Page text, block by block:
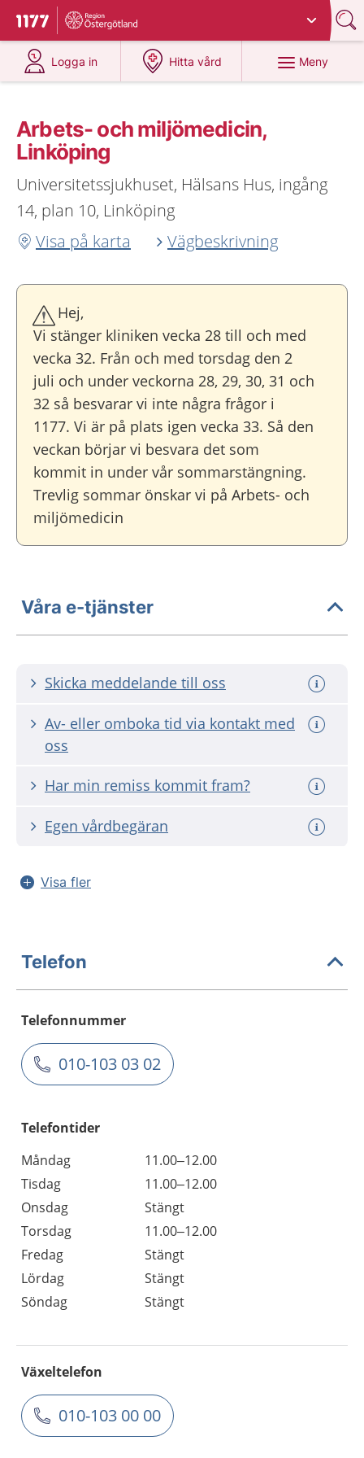
Till startsidan för 1177
Du har valt region
Logga in
på 1177.se
Hitta vård
på 1177.se
Meny
Arbets- och miljömedicin,
Linköping
Universitetssjukhuset, Hälsans Hus, ingång
14, plan 10, Linköping
Visa på karta
Vägbeskrivning
Hej,
Vi stänger kliniken vecka 28 till och med
vecka 32. Från och med torsdag den 2
juli och under veckorna 28, 29, 30, 31 och
32 så besvarar vi inte några frågor i
1177. Vi är på plats igen vecka 33. Så den
veckan börjar vi besvara det som
kommit in under vår sommarstängning.
Trevlig sommar önskar vi på Arbets- och
miljömedicin
Våra e-tjänster
Skicka meddelande till oss
Av- eller omboka tid via kontakt med
oss
Har min remiss kommit fram?
Egen vårdbegäran
Visa fler
Telefon
Telefonnummer
010-103 03 02
Telefontider
Måndag
11.00–12.00
Tisdag
11.00–12.00
Onsdag
Stängt
Torsdag
11.00–12.00
Fredag
Stängt
Lördag
Stängt
Söndag
Stängt
Växeltelefon
010-103 00 00